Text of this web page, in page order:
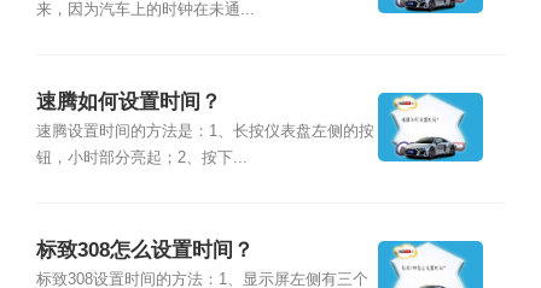
来，因为汽车上的时钟在未通...
速腾如何设置时间？
速腾设置时间的方法是：1、长按仪表盘左侧的按
钮，小时部分亮起；2、按下...
标致308怎么设置时间？
标致308设置时间的方法：1、显示屏左侧有三个